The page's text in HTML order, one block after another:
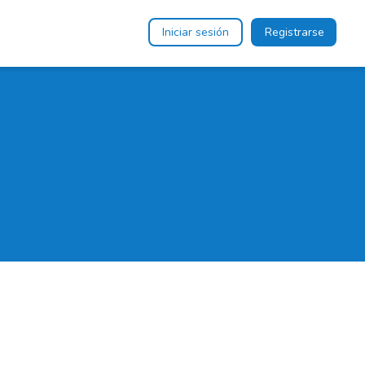
Iniciar sesión Registrarse